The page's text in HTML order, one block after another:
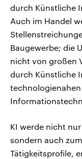
durch Künstliche
Auch im Handel
Baugewerbe; die
nicht von großen
durch Künstliche
KI werde nicht
sondern auch
Tätigkeitsprofile,